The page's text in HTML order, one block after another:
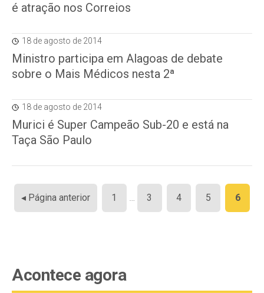
é atração nos Correios
18 de agosto de 2014
Ministro participa em Alagoas de debate
sobre o Mais Médicos nesta 2ª
18 de agosto de 2014
Murici é Super Campeão Sub-20 e está na
Taça São Paulo
Paginação
de
◂ Página anterior 1 … 3 4 5 6
Acontece agora